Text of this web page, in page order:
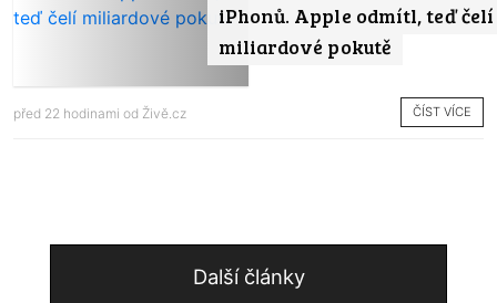
iPhonů. Apple odmítl, teď čelí
miliardové pokutě
před 22 hodinami od Živě.cz ČÍST VÍCE
Další články